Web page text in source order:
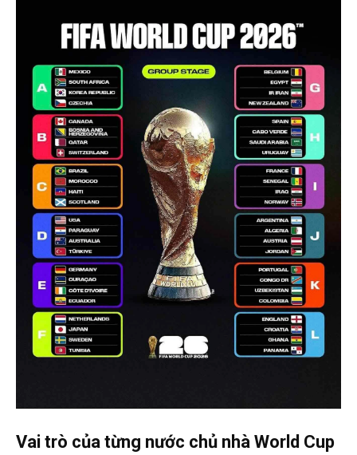
Vai trò của từng nước chủ nhà World Cup